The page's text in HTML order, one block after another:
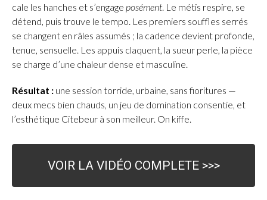
cale les hanches et s’engage posément. Le métis respire, se
détend, puis trouve le tempo. Les premiers souffles serrés
se changent en râles assumés ; la cadence devient profonde,
tenue, sensuelle. Les appuis claquent, la sueur perle, la pièce
se charge d’une chaleur dense et masculine.
Résultat : une session torride, urbaine, sans fioritures —
deux mecs bien chauds, un jeu de domination consentie, et
l’esthétique Citebeur à son meilleur. On kiffe.
VOIR LA VIDÉO COMPLETE >>>